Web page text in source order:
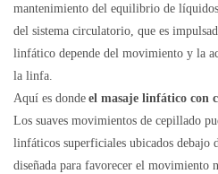
mantenimiento del equilibrio de
del sistema circulatorio, que es
linfático depende del movimiento y la
la linfa.
Aquí es donde el masaje linfático con
Los suaves movimientos de cepillado
linfáticos superficiales ubicados debajo
diseñada para favorecer el movimiento